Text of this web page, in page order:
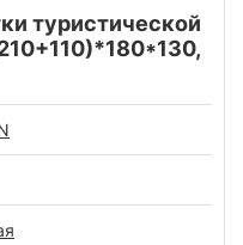
туристической